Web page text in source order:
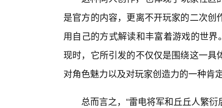
是官方的内容，更离不开玩家的二次
用自己的方式解读和丰富着游戏的世
现时，它所引发的不仅仅是围绕这一
对角色魅力以及对玩家创造力的一种肯
总而言之，“雷电将军和丘丘人繁